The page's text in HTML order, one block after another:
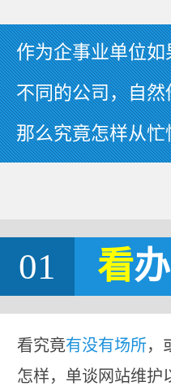
作为企事业单位
不同的公司，自
那么究竟怎样从
01 看
看究竟有没有场所，
怎样，单谈网站维护